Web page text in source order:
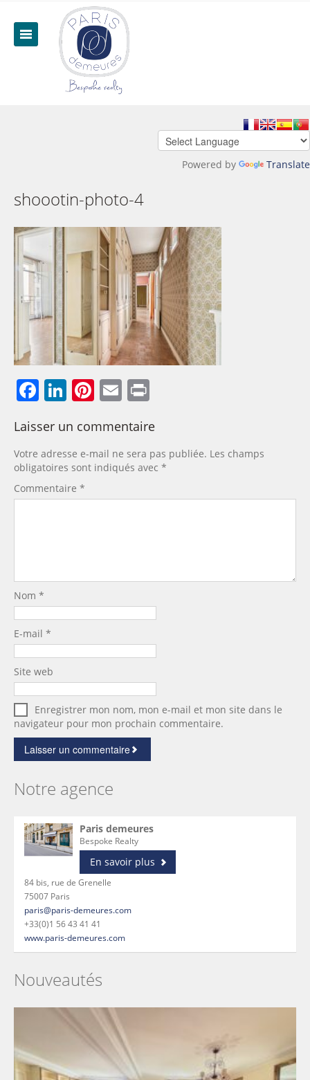
Powered by Translate
shoootin-photo-4
Facebook
LinkedIn
Pinterest
Email
Laisser un commentaire
Votre adresse e-mail ne sera pas publiée. Les champs
obligatoires sont indiqués avec *
Commentaire *
Nom *
E-mail *
Site web
Enregistrer mon nom, mon e-mail et mon site dans le
navigateur pour mon prochain commentaire.
Notre agence
Paris demeures
Bespoke Realty
En savoir plus
84 bis, rue de Grenelle
75007 Paris
paris@paris-demeures.com
+33(0)1 56 43 41 41
www.paris-demeures.com
Nouveautés